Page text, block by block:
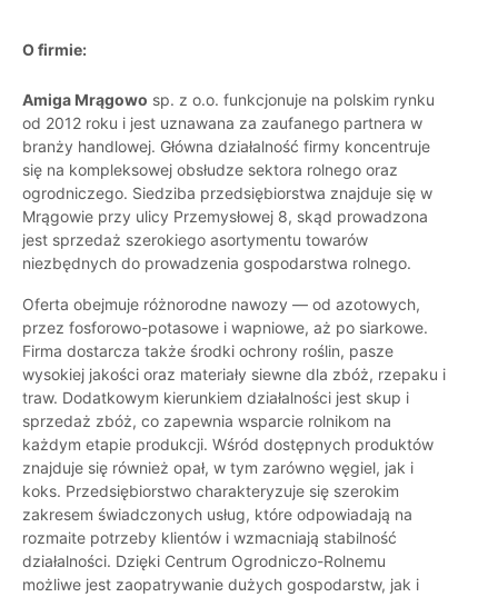
O firmie:
Amiga Mrągowo sp. z o.o. funkcjonuje na polskim rynku
od 2012 roku i jest uznawana za zaufanego partnera w
branży handlowej. Główna działalność firmy koncentruje
się na kompleksowej obsłudze sektora rolnego oraz
ogrodniczego. Siedziba przedsiębiorstwa znajduje się w
Mrągowie przy ulicy Przemysłowej 8, skąd prowadzona
jest sprzedaż szerokiego asortymentu towarów
niezbędnych do prowadzenia gospodarstwa rolnego.
Oferta obejmuje różnorodne nawozy — od azotowych,
przez fosforowo-potasowe i wapniowe, aż po siarkowe.
Firma dostarcza także środki ochrony roślin, pasze
wysokiej jakości oraz materiały siewne dla zbóż, rzepaku i
traw. Dodatkowym kierunkiem działalności jest skup i
sprzedaż zbóż, co zapewnia wsparcie rolnikom na
każdym etapie produkcji. Wśród dostępnych produktów
znajduje się również opał, w tym zarówno węgiel, jak i
koks. Przedsiębiorstwo charakteryzuje się szerokim
zakresem świadczonych usług, które odpowiadają na
rozmaite potrzeby klientów i wzmacniają stabilność
działalności. Dzięki Centrum Ogrodniczo-Rolnemu
możliwe jest zaopatrywanie dużych gospodarstw, jak i